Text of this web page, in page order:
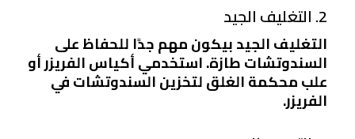
2. التغليف الجيد
التغليف الجيد بيكون مهم جدًا للحفاظ على
السندوتشات طازة. استخدمي أكياس الفريزر أو
علب محكمة الغلق لتخزين السندوتشات في
الفريزر.